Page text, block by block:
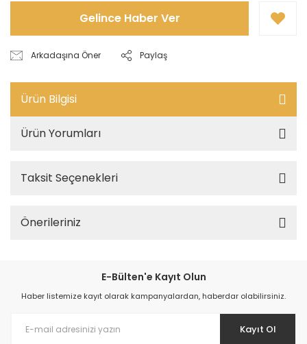
Gelince Haber Ver
Arkadaşına Öner Paylaş
Ürün Bilgisi
Ürün Yorumları
Taksit Seçenekleri
Önerileriniz
E-Bülten'e Kayıt Olun
Haber listemize kayıt olarak kampanyalardan, haberdar olabilirsiniz.
Kayıt Ol